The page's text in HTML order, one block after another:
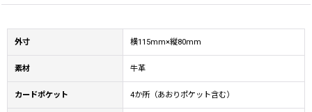
外寸 横115mm×縦80mm
素材 牛革
カードポケット 4か所（あおりポケット含む）